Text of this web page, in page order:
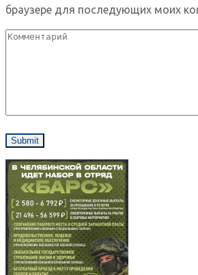
браузере для последующих моих